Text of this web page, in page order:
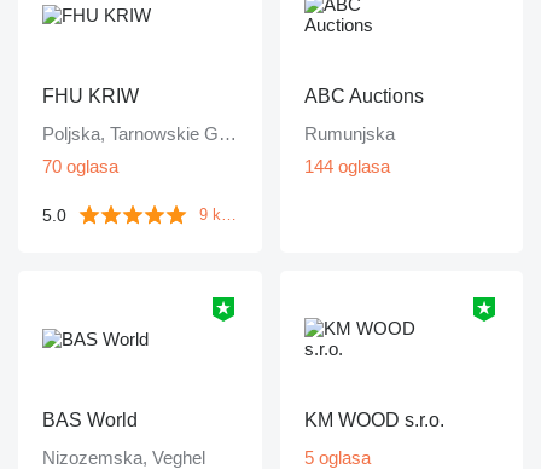
FHU KRIW
Poljska, Tarnowskie Góry
70 oglasa
5.0 9 komentara
ABC Auctions
Rumunjska
144 oglasa
BAS World
Nizozemska, Veghel
KM WOOD s.r.o.
5 oglasa